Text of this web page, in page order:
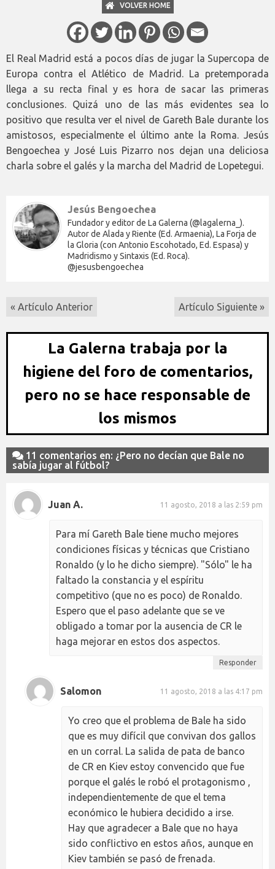
VOLVER HOME
El Real Madrid está a pocos días de jugar la Supercopa de
Europa contra el Atlético de Madrid. La pretemporada
llega a su recta final y es hora de sacar las primeras
conclusiones. Quizá uno de las más evidentes sea lo
positivo que resulta ver el nivel de Gareth Bale durante los
amistosos, especialmente el último ante la Roma. Jesús
Bengoechea y José Luis Pizarro nos dejan una deliciosa
charla sobre el galés y la marcha del Madrid de Lopetegui.
Jesús Bengoechea
Fundador y editor de La Galerna (@lagalerna_).
Autor de Alada y Riente (Ed. Armaenia), La Forja de
la Gloria (con Antonio Escohotado, Ed. Espasa) y
Madridismo y Sintaxis (Ed. Roca).
@jesusbengoechea
« Artículo Anterior Artículo Siguiente »
La Galerna trabaja por la
higiene del foro de comentarios,
pero no se hace responsable de
los mismos
11 comentarios en: ¿Pero no decían que Bale no
sabía jugar al fútbol?
Juan A. 11 agosto, 2018 a las 2:59 pm
Para mí Gareth Bale tiene mucho mejores
condiciones físicas y técnicas que Cristiano
Ronaldo (y lo he dicho siempre). "Sólo" le ha
faltado la constancia y el espíritu
competitivo (que no es poco) de Ronaldo.
Espero que el paso adelante que se ve
obligado a tomar por la ausencia de CR le
haga mejorar en estos dos aspectos.
Responder
Salomon 11 agosto, 2018 a las 4:17 pm
Yo creo que el problema de Bale ha sido
que es muy difícil que convivan dos gallos
en un corral. La salida de pata de banco
de CR en Kiev estoy convencido que fue
porque el galés le robó el protagonismo ,
independientemente de que el tema
económico le hubiera decidido a irse.
Hay que agradecer a Bale que no haya
sido conflictivo en estos años, aunque en
Kiev también se pasó de frenada.